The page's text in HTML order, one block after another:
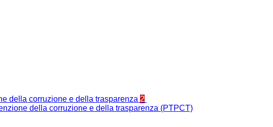
della corruzione e della trasparenza 2
della corruzione e della trasparenza (PTPCT)